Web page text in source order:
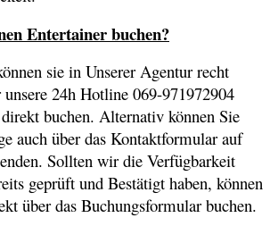
Entertainer buchen?
sie in Unserer Agentur recht
24h Hotline 069-971972904
buchen. Alternativ können Sie
auch über das Kontaktformular auf
Sollten wir die Verfügbarkeit
geprüft und Bestätigt haben, können
über das Buchungsformular buchen.